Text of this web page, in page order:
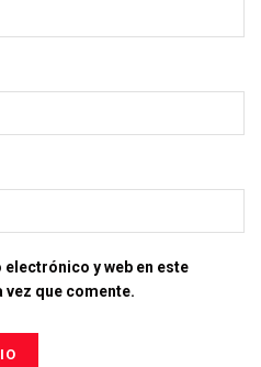
y web en este
vez que comente.